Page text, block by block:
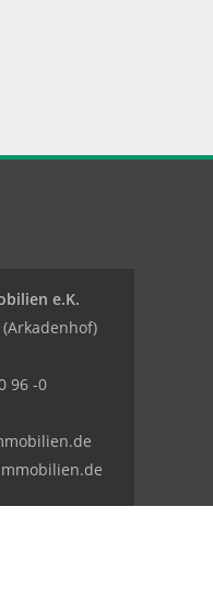
e.K.
96 -0